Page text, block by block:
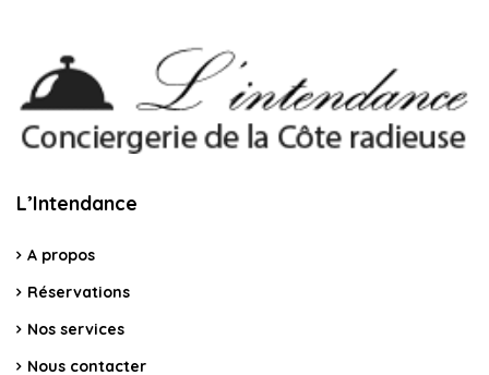
L’Intendance
A propos
Réservations
Nos services
Nous contacter